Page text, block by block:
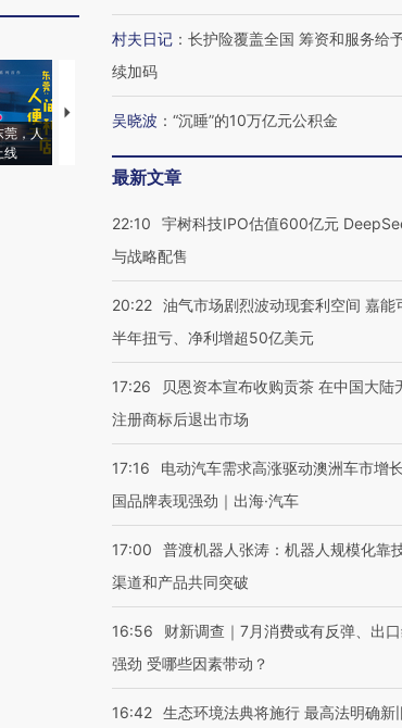
莞，人
线
【推广】走进第四届链博
会，让数智科技“链”接产
【特别呈现】寻找100种
有意思的生活方式·第三对
村夫日记 ： 长护险覆盖全国 筹资和服务给
续加码
吴晓波 ： “沉睡”的10万亿元公积金
最新文章
22:10
宇树科技IPO估值600亿元
与战略配售
20:22 油气市场剧烈波动现套利空间 嘉能
半年扭亏、净利增超50亿美元
17:26
贝恩资本宣布收购贡茶 在中国大陆
注册商标后退出市场
17:16
电动汽车需求高涨驱动澳洲车市增
国品牌表现强劲｜出海·汽车
17:00
普渡机器人张涛：机器人规模化靠技
渠道和产品共同突破
16:56
财新调查｜7月消费或有反弹、出
强劲 受哪些因素带动？
16:42 生态环境法典将施行 最高法明确新